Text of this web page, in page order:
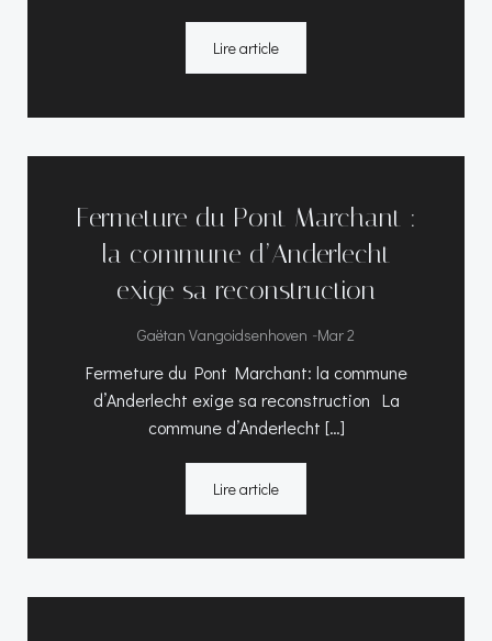
Lire article
Fermeture du Pont Marchant :
la commune d’Anderlecht
exige sa reconstruction
Gaëtan Vangoidsenhoven -Mar 2
Fermeture du Pont Marchant: la commune
d’Anderlecht exige sa reconstruction La
commune d’Anderlecht […]
Lire article